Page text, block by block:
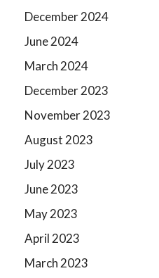
December 2024
June 2024
March 2024
December 2023
November 2023
August 2023
July 2023
June 2023
May 2023
April 2023
March 2023